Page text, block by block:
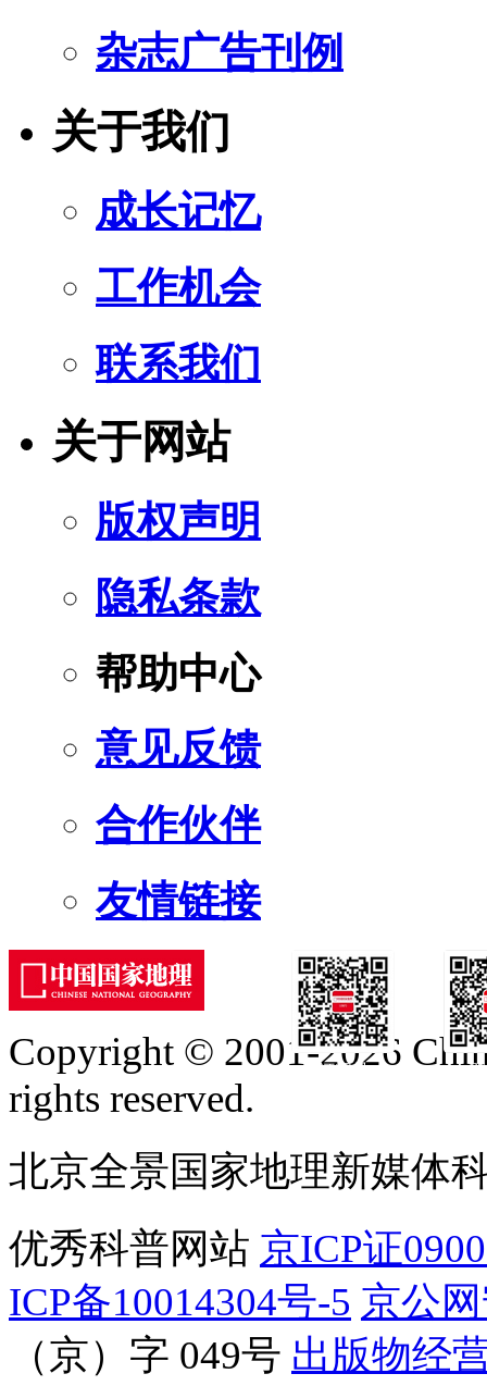
杂志广告刊例
关于我们
成长记忆
工作机会
联系我们
关于网站
版权声明
隐私条款
帮助中心
意见反馈
合作伙伴
友情链接
订阅号
Copyright © 2001-2026
rights reserved.
北京全景国家地理新媒体
优秀科普网站 京ICP证
ICP备10014304号-5 京公
（京）字 049号 出版物经